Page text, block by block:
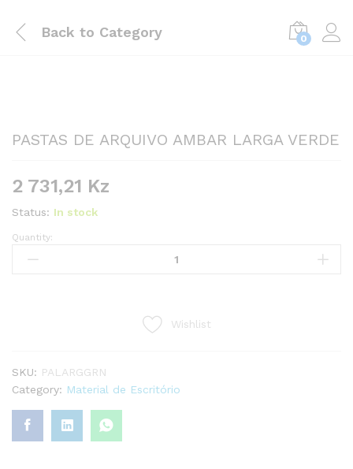
Back to Category 0
PASTAS DE ARQUIVO AMBAR LARGA VERDE
2 731,21 Kz
Status: In stock
PASTAS
Quantity:
Wishlist
SKU: PALARGGRN
Category: Material de Escritório